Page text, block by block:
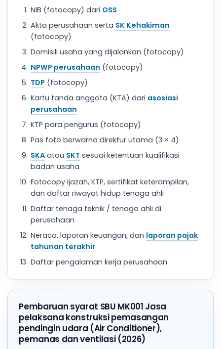
NIB (fotocopy) dari OSS
Akta perusahaan serta SK Kehakiman
(fotocopy)
Domisili usaha yang dijalankan (fotocopy)
NPWP perusahaan (fotocopy)
TDP (fotocopy)
Kartu tanda anggota (KTA) dari asosiasi
perusahaan
KTP para pengurus (fotocopy)
Pas foto berwarna direktur utama (3 × 4)
SKA atau SKT sesuai ketentuan kualifikasi
badan usaha
Fotocopy ijazah, KTP, sertifikat keterampilan,
dan daftar riwayat hidup tenaga ahli
Daftar tenaga teknik / tenaga ahli di
perusahaan
Neraca, laporan keuangan, dan laporan pajak
tahunan terakhir
Daftar pengalaman kerja perusahaan
Pembaruan syarat SBU MK001 Jasa
pelaksana konstruksi pemasangan
pendingin udara (Air Conditioner),
pemanas dan ventilasi (2026)